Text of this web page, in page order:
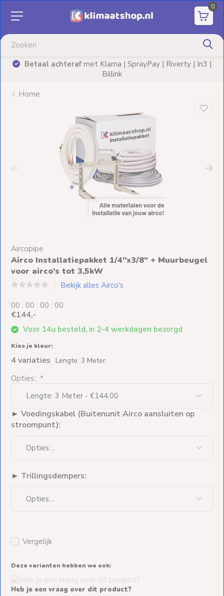
0
Betaal achterafmet Klarna | SprayPay | Riverty | In3 |
Billink
Aanbiedingen
verwarming
Warmtepompen
Elektrische
Installatiematerialen
Terrasverwarming
Spoed- en
Weekendleveringen
Klantenservice
Contact
Home
Aircopipe
Airco Installatiepakket 1/4"x3/8" + Muurbeugel
voor airco's tot 3,5kW
Bekijk alles Airco's
00 : 00 : 00 : 00
€144,-
Voor 14u besteld, in 2-4 werkdagen bezorgd
Kies je kleur:
4 variaties Lengte: 3 Meter
Opties:: *
► Voedingskabel (Buitenunit Airco aansluiten op
stroompunt):
► Trillingsdempers:
Vergelijk
Deze varianten hebben we ook:
Heb je een vraag over dit product?